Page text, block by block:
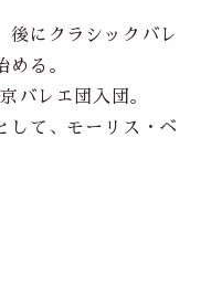
後にクラシックバレ
める。
バレエ団入団。
して、モーリス・ベ